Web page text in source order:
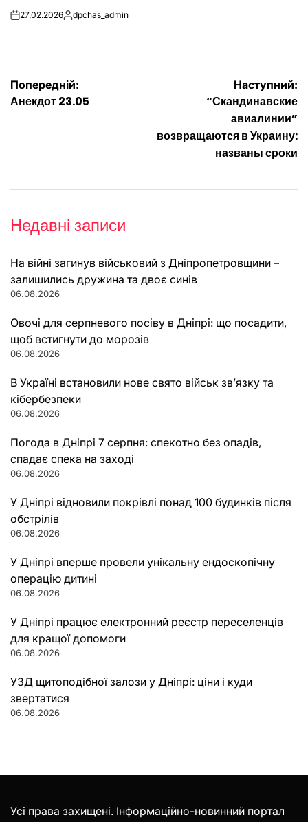
on27.02.2026Опубліковано
dpchas_admin
Навігація
Попередній:
Анекдот 23.05
Наступний:
“Скандинавские
авиалинии”
возвращаются в Украину:
названы сроки
Недавні записи
На війні загинув військовий з Дніпропетровщини –
залишились дружина та двоє синів
06.08.2026
Овочі для серпневого посіву в Дніпрі: що посадити,
щоб встигнути до морозів
06.08.2026
В Україні встановили нове свято військ зв’язку та
кібербезпеки
06.08.2026
Погода в Дніпрі 7 серпня: спекотно без опадів,
спадає спека на заході
06.08.2026
У Дніпрі відновили покрівлі понад 100 будинків після
обстрілів
06.08.2026
У Дніпрі вперше провели унікальну ендоскопічну
операцію дитині
06.08.2026
У Дніпрі працює електронний реєстр переселенців
для кращої допомоги
06.08.2026
УЗД щитоподібної залози у Дніпрі: ціни і куди
звертатися
06.08.2026
Усі права захищені. Інформаційно-новинний портал